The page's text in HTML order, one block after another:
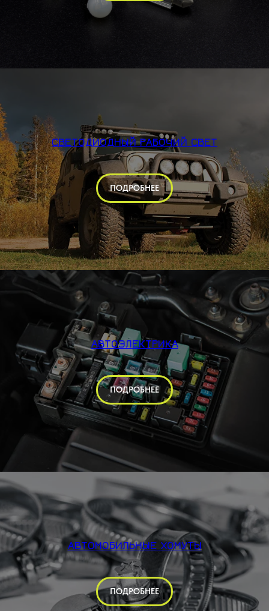
СВЕТОДИОДНЫЙ РАБОЧИЙ СВЕТ
ПОДРОБНЕЕ
АВТОЭЛЕКТРИКА
ПОДРОБНЕЕ
АВТОМОБИЛЬНЫЕ ХОМУТЫ
ПОДРОБНЕЕ